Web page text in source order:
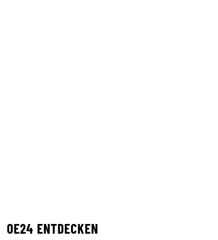
OE24 ENTDECKEN